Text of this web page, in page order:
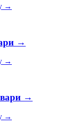
→
→
→
→
→